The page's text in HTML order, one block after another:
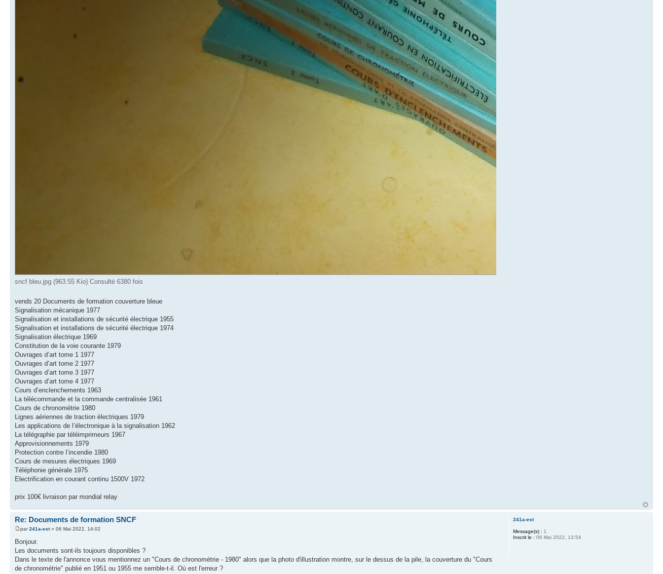
sncf bleu.jpg (963.55 Kio) Consulté 6380 fois
vends 20 Documents de formation couverture bleue
Signalisation mécanique 1977
Signalisation et installations de sécurité électrique 1955
Signalisation et installations de sécurité électrique 1974
Signalisation électrique 1969
Constitution de la voie courante 1979
Ouvrages d’art tome 1 1977
Ouvrages d’art tome 2 1977
Ouvrages d’art tome 3 1977
Ouvrages d’art tome 4 1977
Cours d’enclenchements 1963
La télécommande et la commande centralisée 1961
Cours de chronométrie 1980
Lignes aériennes de traction électriques 1979
Les applications de l’électronique à la signalisation 1962
La télégraphie par téléimprimeurs 1967
Approvisionnements 1979
Protection contre l’incendie 1980
Cours de mesures électriques 1969
Téléphonie générale 1975
Electrification en courant continu 1500V 1972
prix 100€ livraison par mondial relay
Re: Documents de formation SNCF
par241a-est» 06 Mai 2022, 14:02
Bonjour.
Les documents sont-ils toujours disponibles ?
Dans le texte de l'annonce vous mentionnez un "Cours de chronométrie - 1980" alors que la photo d'illustration montre, sur le dessus de la pile, la couverture du "Cours
de chronométrie" publié en 1951 ou 1955 me semble-t-il. Où est l'erreur ?
241a-est
Message(s) : 1
Inscrit le : 06 Mai 2022, 13:54